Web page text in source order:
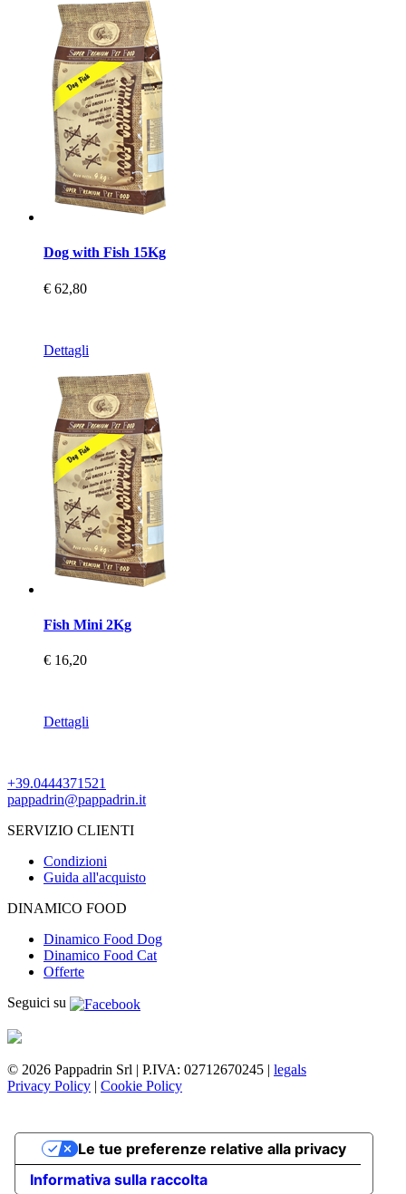
Dog with Fish 15Kg
€ 62,80
Dettagli
Fish Mini 2Kg
€ 16,20
Dettagli
+39.0444371521
pappadrin@pappadrin.it
SERVIZIO CLIENTI
Condizioni
Guida all'acquisto
DINAMICO FOOD
Dinamico Food Dog
Dinamico Food Cat
Offerte
Seguici su
© 2026 Pappadrin Srl | P.IVA: 02712670245 | legals
Privacy Policy | Cookie Policy
Informativa sulla raccolta
Le tue preferenze relative alla privacy